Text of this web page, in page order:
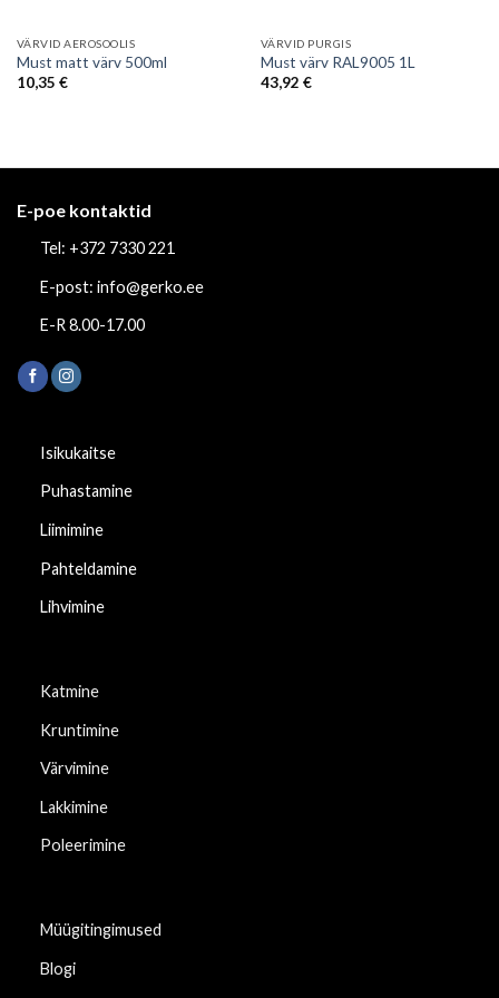
VÄRVID AEROSOOLIS
Must matt värv 500ml
10,35 €
VÄRVID PURGIS
Must värv RAL9005 1L
43,92 €
E-poe kontaktid
Tel: +372 7330 221
E-post: info@gerko.ee
E-R 8.00-17.00
Isikukaitse
Puhastamine
Liimimine
Pahteldamine
Lihvimine
Katmine
Kruntimine
Värvimine
Lakkimine
Poleerimine
Müügitingimused
Blogi